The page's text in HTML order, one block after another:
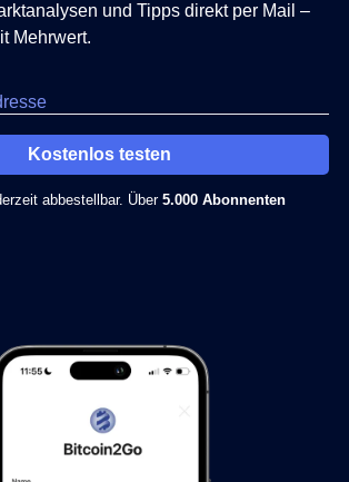
und Tipps direkt per Mail –
Mehrwert.
Kostenlos testen
abbestellbar. Über 5.000 Abonnenten